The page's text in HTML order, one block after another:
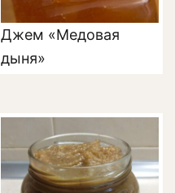
Джем «Медовая
дыня»